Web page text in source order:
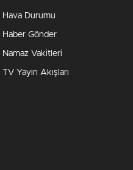
Hava Durumu
Haber Gönder
Namaz Vakitleri
TV Yayın Akışları